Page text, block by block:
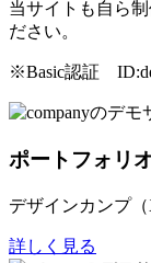
当サイトも自ら
ださい。
※Basic認証
ポートフォリ
デザインカンプ
詳しく見る